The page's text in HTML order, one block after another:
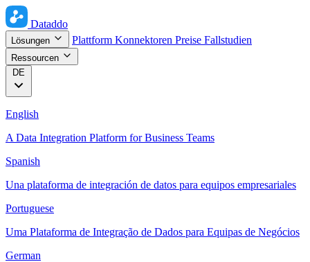
Dataddo
Lösungen Plattform Konnektoren Preise Fallstudien
Ressourcen
DE
English
A Data Integration Platform for Business Teams
Spanish
Una plataforma de integración de datos para equipos empresariales
Portuguese
Uma Plataforma de Integração de Dados para Equipas de Negócios
German